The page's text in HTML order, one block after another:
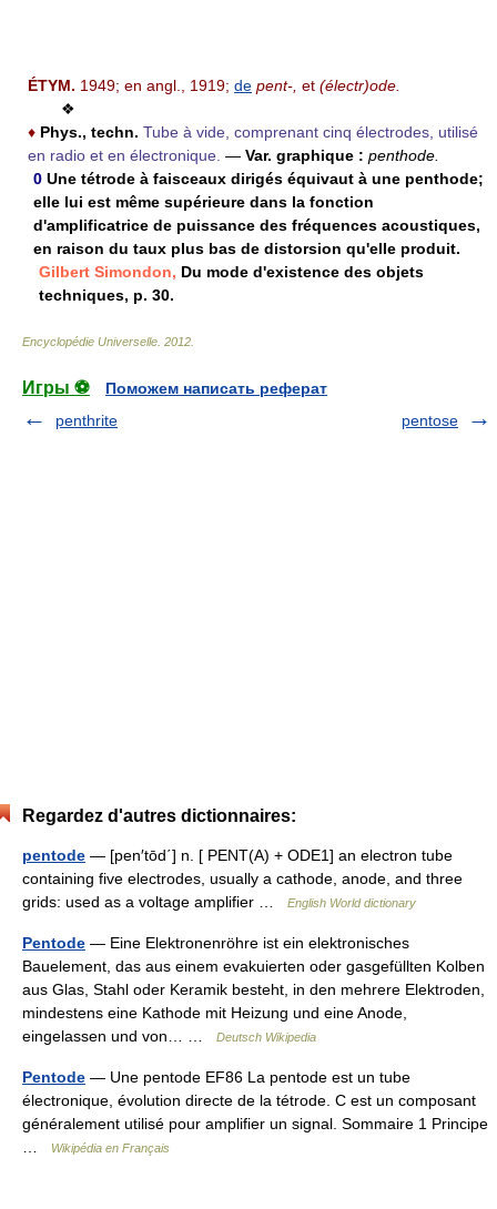
ÉTYM. 1949; en angl., 1919; de pent-, et (électr)ode.
❖
♦ Phys., techn. Tube à vide, comprenant cinq électrodes, utilisé
en radio et en électronique. — Var. graphique : penthode.
0 Une tétrode à faisceaux dirigés équivaut à une penthode;
elle lui est même supérieure dans la fonction
d'amplificatrice de puissance des fréquences acoustiques,
en raison du taux plus bas de distorsion qu'elle produit.
Gilbert Simondon, Du mode d'existence des objets
techniques, p. 30.
Encyclopédie Universelle 2012
Игры ⚽
Поможем написать реферат
penthrite
pentose
Regardez d'autres dictionnaires:
pentode — [pen′tōd΄] n. [ PENT(A) + ODE1] an electron tube
containing five electrodes, usually a cathode, anode, and three
grids: used as a voltage amplifier …
English World dictionary
Pentode — Eine Elektronenröhre ist ein elektronisches
Bauelement, das aus einem evakuierten oder gasgefüllten Kolben
aus Glas, Stahl oder Keramik besteht, in den mehrere Elektroden,
mindestens eine Kathode mit Heizung und eine Anode,
eingelassen und von… …
Deutsch Wikipedia
Pentode — Une pentode EF86 La pentode est un tube
électronique, évolution directe de la tétrode. C est un composant
généralement utilisé pour amplifier un signal. Sommaire 1 Principe
Wikipédia en Français